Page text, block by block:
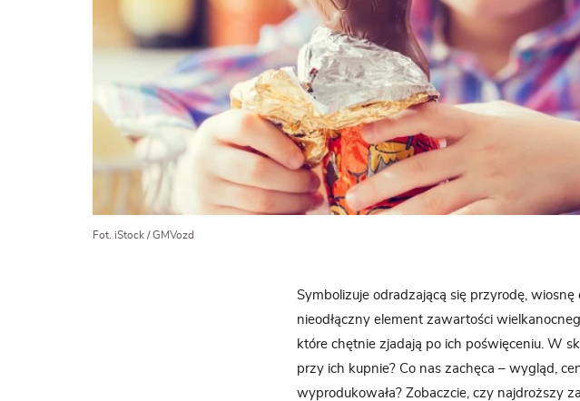
Fot. iStock / GMVozd
Symbolizuje odradzającą się przyrodę,
nieodłączny element zawartości
które chętnie zjadają po ich poświęceniu. W
przy ich kupnie? Co nas zachęca – wygląd,
wyprodukowała? Zobaczcie, czy najdroższy